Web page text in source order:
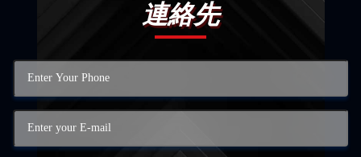
連絡先